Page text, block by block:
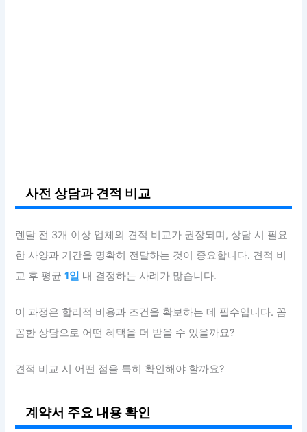
사전 상담과 견적 비교
렌탈 전 3개 이상 업체의 견적 비교가 권장되며, 상담 시 필요
한 사양과 기간을 명확히 전달하는 것이 중요합니다. 견적 비
교 후 평균1일 내 결정하는 사례가 많습니다.
이 과정은 합리적 비용과 조건을 확보하는 데 필수입니다. 꼼
꼼한 상담으로 어떤 혜택을 더 받을 수 있을까요?
견적 비교 시 어떤 점을 특히 확인해야 할까요?
계약서 주요 내용 확인